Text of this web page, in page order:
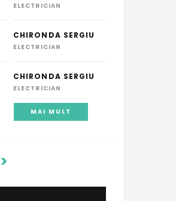
ELECTRICIAN
CHIRONDA SERGIU
ELECTRICIAN
CHIRONDA SERGIU
ELECTRICIAN
MAI MULT